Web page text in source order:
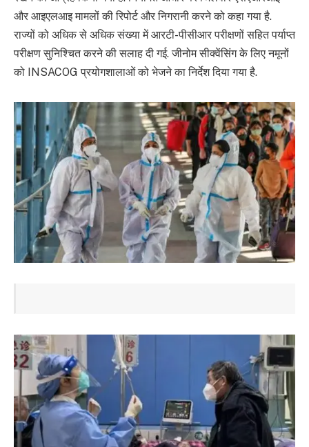
और आइएलआइ मामलों की रिपोर्ट और निगरानी करने को कहा गया है.
राज्यों को अधिक से अधिक संख्या में आरटी-पीसीआर परीक्षणों सहित पर्याप्त
परीक्षण सुनिश्चित करने की सलाह दी गई. जीनोम सीक्वेंसिंग के लिए नमूनों
को INSACOG प्रयोगशालाओं को भेजने का निर्देश दिया गया है.